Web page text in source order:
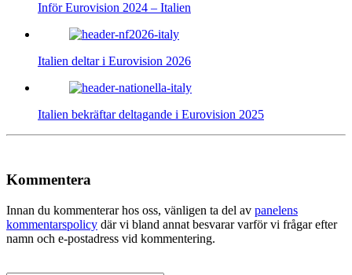
Inför Eurovision 2024 – Italien
Italien deltar i Eurovision 2026
Italien bekräftar deltagande i Eurovision 2025
Kommentera
Innan du kommenterar hos oss, vänligen ta del av panelens
kommentarspolicy där vi bland annat besvarar varför vi frågar efter
namn och e-postadress vid kommentering.